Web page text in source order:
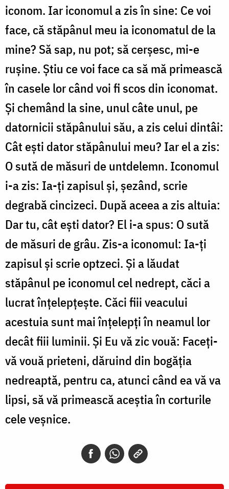
iconom. Iar iconomul a zis în sine: Ce voi
face, că stăpânul meu ia iconomatul de la
mine? Să sap, nu pot; să cerșesc, mi-e
rușine. Știu ce voi face ca să mă primească
în casele lor când voi fi scos din iconomat.
Și chemând la sine, unul câte unul, pe
datornicii stăpânului său, a zis celui dintâi:
Cât ești dator stăpânului meu? Iar el a zis:
O sută de măsuri de untdelemn. Iconomul
i-a zis: Ia-ți zapisul și, șezând, scrie
degrabă cincizeci. După aceea a zis altuia:
Dar tu, cât ești dator? El i-a spus: O sută
de măsuri de grâu. Zis-a iconomul: Ia-ți
zapisul și scrie optzeci. Și a lăudat
stăpânul pe iconomul cel nedrept, căci a
lucrat înțelepțește. Căci fiii veacului
acestuia sunt mai înțelepți în neamul lor
decât fiii luminii. Și Eu vă zic vouă: Faceți-
vă vouă prieteni, dăruind din bogăția
nedreaptă, pentru ca, atunci când ea vă va
lipsi, să vă primească aceștia în corturile
cele veșnice.